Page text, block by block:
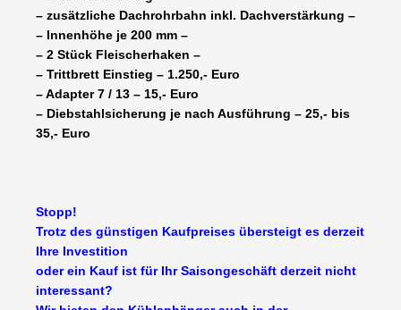
– zusätzliche Dachrohrbahn inkl. Dachverstärkung –
– Innenhöhe je 200 mm –
– 2 Stück Fleischerhaken –
– Trittbrett Einstieg – 1.250,- Euro
– Adapter 7 / 13 – 15,- Euro
– Diebstahlsicherung je nach Ausführung – 25,- bis
35,- Euro
Stopp!
Trotz des günstigen Kaufpreises übersteigt es derzeit
Ihre Investition
oder ein Kauf ist für Ihr Saisongeschäft derzeit nicht
interessant?